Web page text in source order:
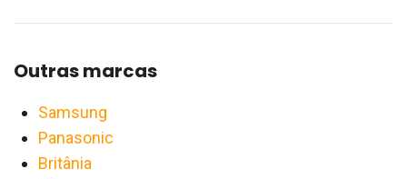
Outras marcas
Samsung
Panasonic
Britânia